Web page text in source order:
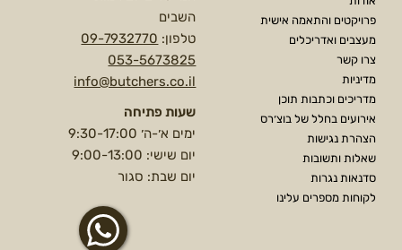
פרויקטים והתאמה אישית
מעצבים ואדריכלים
צרו קשר
מדיניות
מדריכים וכתבות תוכן
אירועים בחלל של בוצ׳רס
הצהרת נגישות
שאלות ותשובות
סדנאות נגרות
לקוחות מספרים עלינו
השבים
טלפון: 09-7932770
053-5673825
info@butchers.co.il
שעות פתיחה
ימים א׳-ה׳ 9:30-17:00
יום שישי: 9:00-13:00
יום שבת: סגור